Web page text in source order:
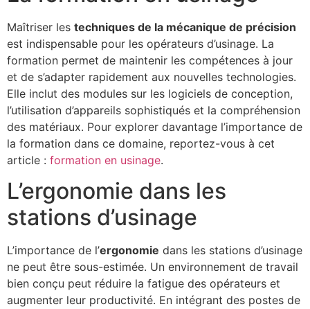
Maîtriser les techniques de la mécanique de précision
est indispensable pour les opérateurs d’usinage. La
formation permet de maintenir les compétences à jour
et de s’adapter rapidement aux nouvelles technologies.
Elle inclut des modules sur les logiciels de conception,
l’utilisation d’appareils sophistiqués et la compréhension
des matériaux. Pour explorer davantage l’importance de
la formation dans ce domaine, reportez-vous à cet
article : formation en usinage.
L’ergonomie dans les
stations d’usinage
L’importance de l’ergonomie dans les stations d’usinage
ne peut être sous-estimée. Un environnement de travail
bien conçu peut réduire la fatigue des opérateurs et
augmenter leur productivité. En intégrant des postes de